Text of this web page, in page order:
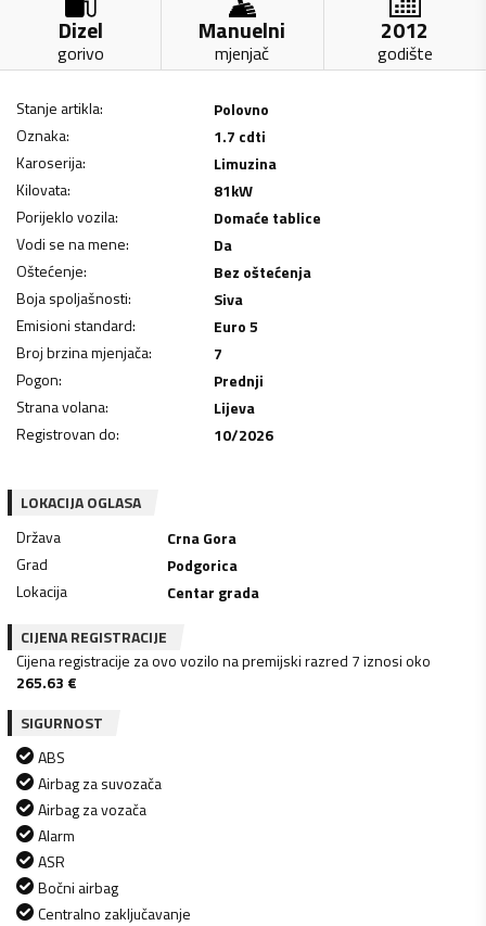
Dizel
gorivo
Manuelni
mjenjač
2012
godište
Stanje artikla:
Polovno
Oznaka:
1.7 cdti
Karoserija:
Limuzina
Kilovata: 81kW
Porijeklo vozila:
Domaće tablice
Vodi se na mene:
Da
Oštećenje:
Bez oštećenja
Boja spoljašnosti:
Siva
Emisioni standard:
Euro 5
Broj brzina mjenjača:
7
Pogon:
Prednji
Strana volana:
Lijeva
Registrovan do: 10/2026
LOKACIJA OGLASA
Država
Crna Gora
Grad
Podgorica
Lokacija
Centar grada
CIJENA REGISTRACIJE
Cijena registracije za ovo vozilo na premijski razred 7 iznosi oko
265.63 €
SIGURNOST
ABS
Airbag za suvozača
Airbag za vozača
Alarm
ASR
Bočni airbag
Centralno zaključavanje